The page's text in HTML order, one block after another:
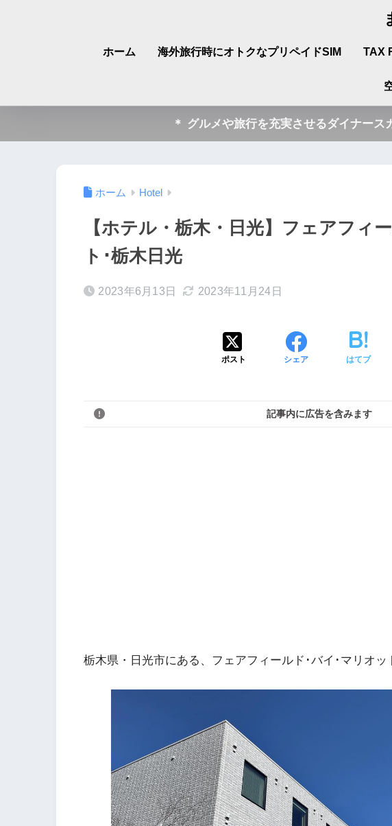
ホーム 海外旅行時にオトクなプリペイドSIM TAX
＊ グルメや旅行を充実させるダイナー
ホーム Hotel
【ホテル・栃木・日光】フェアフィ
ト･栃木日光
2023年6月13日 2023年11月24日
ポスト シェア はてブ
記事内に広告を含みます
栃木県・日光市にある、フェアフィールド･バイ･マリオッ